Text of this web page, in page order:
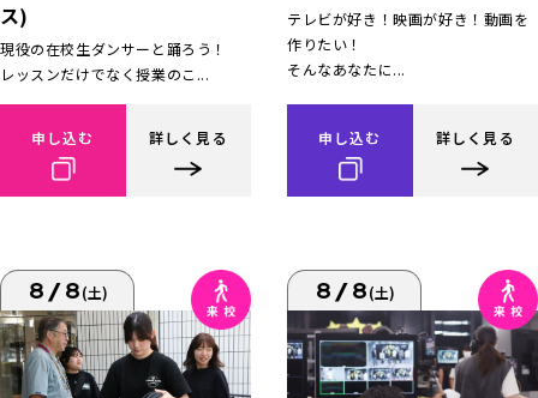
ス)
現役の在校生ダンサーと踊ろう！
レッスンだけでなく授業のこ...
申し込む 詳しく見る
テレビが好き！映画が好き！動画を
作りたい！
そんなあなたに...
申し込む 詳しく見る
8/8(土) 8/8(土)